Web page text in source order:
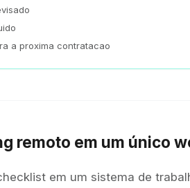
a proxima contratacao
remoto em um único
em um sistema de